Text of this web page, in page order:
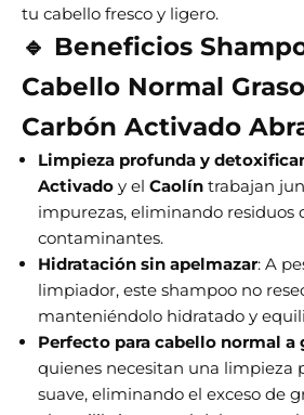
tu cabello fresco y ligero.
🔹 Beneficios
Cabello Normal
Carbón Activado
Limpieza profunda y
Activado y el Caolín trabajan
impurezas, eliminando residuos
contaminantes.
Hidratación sin apelmazar: A
limpiador, este shampoo no
manteniéndolo hidratado y
Perfecto para cabello normal a
quienes necesitan una limpieza
suave, eliminando el exceso de